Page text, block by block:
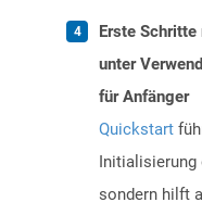
Erste Schritte
unter
für Anfänger
Quickstart
Initialisierung
sondern hilft